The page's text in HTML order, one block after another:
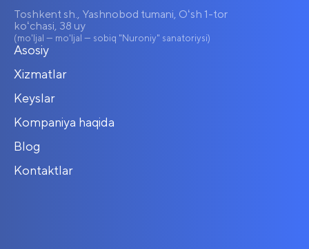
Toshkent sh., Yashnobod tumani, Oʻsh 1-tor
koʻchasi, 38 uy
(mo'ljal — mo'ljal — sobiq "Nuroniy" sanatoriysi)
Asosiy
Xizmatlar
Keyslar
Kompaniya haqida
Blog
Kontaktlar